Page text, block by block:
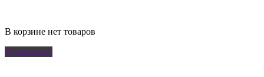
В корзине нет товаров
Удалить все